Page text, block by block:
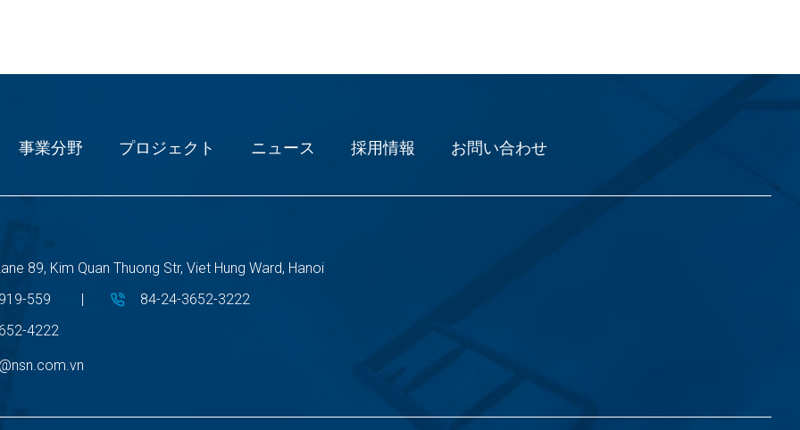
事業分野 プロジェクト ニュース 採用情報 お問い合わせ
89, Kim Quan Thuong Str, Viet Hung Ward, Hanoi
559
|
84-24-3652-3222
4222